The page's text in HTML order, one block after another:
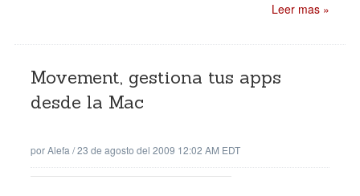
Leer mas »
Movement, gestiona tus apps
desde la Mac
porAlefa /23 de agosto del 2009 12:02 AM EDT